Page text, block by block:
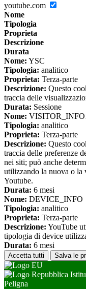
youtube.com
Nome
Tipologia
Proprieta
Descrizione
Durata
Nome: YSC
Tipologia: analitico
Proprieta: Terza-parte
Descrizione: Questo
traccia delle
Durata: Sessione
Nome:
Tipologia: analitico
Proprieta: Terza-parte
Descrizione: Questo
traccia delle preferenze
nei siti; può anche
utilizzando la nuova o la
Youtube.
Durata: 6 mesi
Nome: DEVICE_INFO
Tipologia: analitico
Proprieta: Terza-parte
Descrizione: YouTube
tipologia di device
Durata: 6 mesi
Accetta tutti Salva le
Peligna